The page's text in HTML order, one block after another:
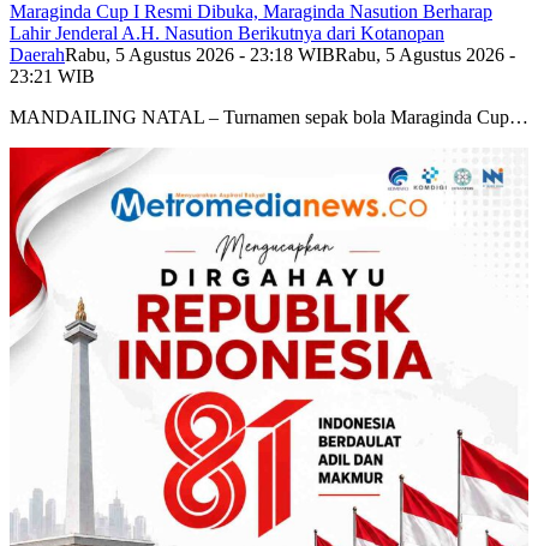
Maraginda Cup I Resmi Dibuka, Maraginda Nasution Berharap
Lahir Jenderal A.H. Nasution Berikutnya dari Kotanopan
DaerahRabu, 5 Agustus 2026 - 23:18 WIBRabu, 5 Agustus 2026 -
23:21 WIB
MANDAILING NATAL – Turnamen sepak bola Maraginda Cup…